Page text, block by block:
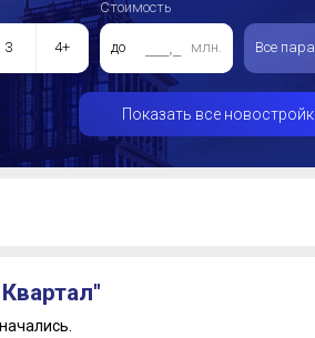
3 4+
Стоимость
до млн. Все
Показать все